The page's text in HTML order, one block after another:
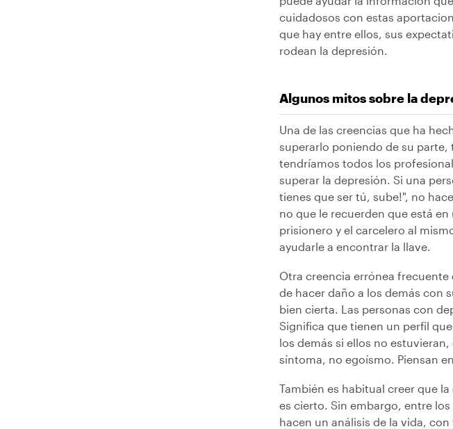
cuidadosos con estas
que hay entre ellos, sus
rodean la depresión.
Algunos mitos sobre la
Una de las creencias que ha
superarlo poniendo de su
tendríamos todos los
superar la depresión. Si una
tienes que ser tú, sube!", no
no que le recuerden que está
prisionero y el carcelero al
ayudarle a encontrar la llave.
Otra creencia errónea frecuente
de hacer daño a los demás con
bien cierta. Las personas con
Significa que tienen un perfil
los demás si ellos no
síntoma, no egoísmo. Piensan
También es habitual creer que
es cierto. Sin embargo, entre
hacen un análisis de la vida,